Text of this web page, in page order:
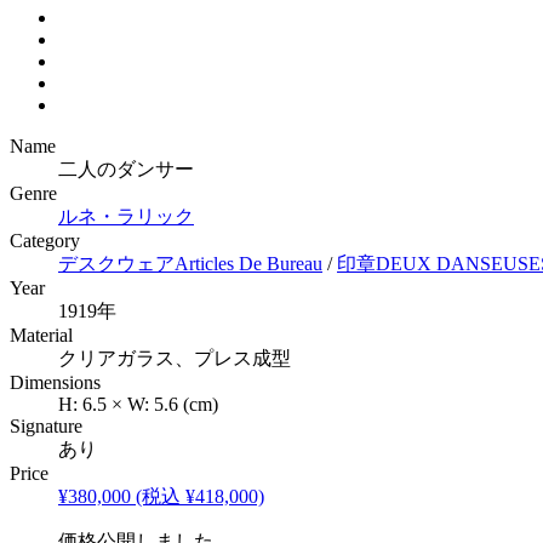
Name
二人のダンサー
Genre
ルネ・ラリック
Category
デスクウェアArticles De Bureau / 印章DEUX
Year
1919年
Material
クリアガラス、プレス成型
Dimensions
H: 6.5 × W: 5.6 (cm)
Signature
あり
Price
¥380,000 (税込 ¥418,000)